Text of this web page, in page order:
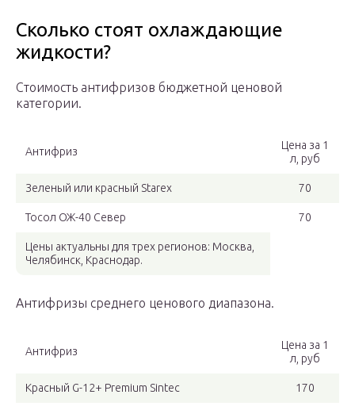
Сколько стоят охлаждающие
жидкости?
Стоимость антифризов бюджетной ценовой
категории.
Антифриз
Цена за 1
л, руб
Зеленый или красный Starex 70
Тосол ОЖ-40 Север 70
Цены актуальны для трех регионов: Москва,
Челябинск, Краснодар.
Антифризы среднего ценового диапазона.
Антифриз
Цена за 1
л, руб
Красный G-12+ Premium Sintec 170